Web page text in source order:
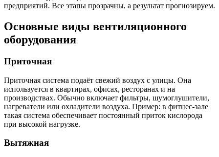
предприятий. Все этапы прозрачны, а результат прогнозируем.
Основные виды вентиляционного
оборудования
Приточная
Приточная система подаёт свежий воздух с улицы. Она
используется в квартирах, офисах, ресторанах и на
производствах. Обычно включает фильтры, шумоглушители,
нагреватели или охладители воздуха. Пример: в фитнес-зале
такая система обеспечивает постоянный приток кислорода
при высокой нагрузке.
Вытяжная